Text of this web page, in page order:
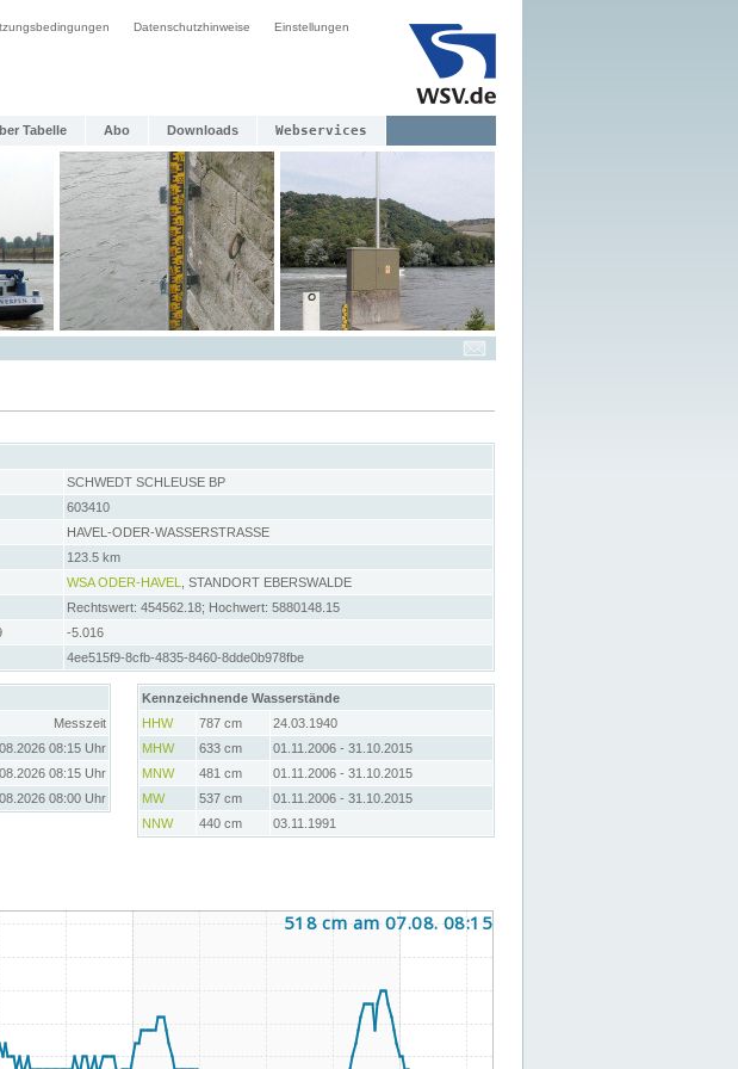
Datenschutzhinweise Einstellungen
Tabelle Abo Downloads Webservices
SCHWEDT SCHLEUSE BP
603410
HAVEL-ODER-WASSERSTRASSE
123.5 km
WSA ODER-HAVEL
, STANDORT EBERSWALDE
Rechtswert: 454562.18; Hochwert: 5880148.15
-5.016
4ee515f9-8cfb-4835-8460-8dde0b978fbe
Messzeit
08:15 Uhr
08:15 Uhr
08:00 Uhr
Kennzeichnende Wasserstände
HHW
787 cm
24.03.1940
MHW
633 cm
01.11.2006 - 31.10.2015
MNW
481 cm
01.11.2006 - 31.10.2015
MW
537 cm
01.11.2006 - 31.10.2015
NNW
440 cm 03.11.1991